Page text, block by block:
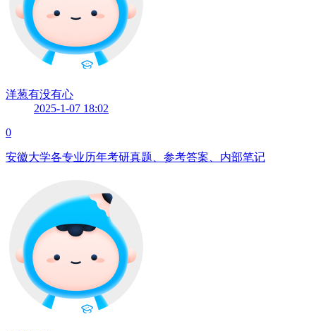
洋葱有没有心
2025-1-07 18:02
0
安徽大学各专业历年考研真题、参考答案、内部笔记